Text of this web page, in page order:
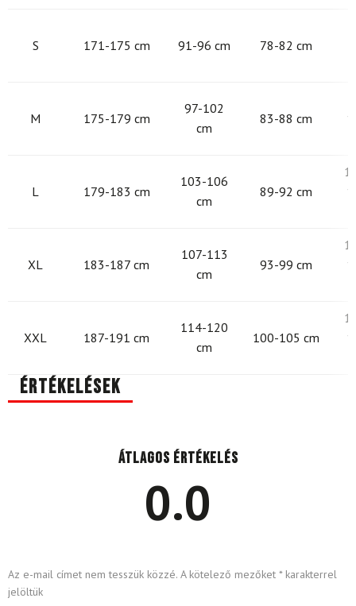
S 171-175 cm 91-96 cm 78-82 cm
M 175-179 cm
97-102
cm
83-88 cm
L 179-183 cm
103-106
cm
89-92 cm
XL 183-187 cm
107-113
cm
93-99 cm
XXL 187-191 cm
114-120
cm
100-105 cm
Értékelések
Átlagos értékelés
0.0
Az e-mail címet nem tesszük közzé. A kötelező mezőket *karakterrel
jelöltük